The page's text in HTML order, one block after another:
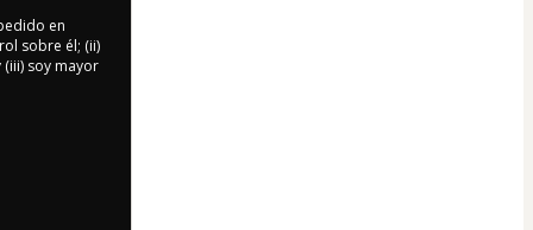
en
sobre él; (ii)
soy mayor